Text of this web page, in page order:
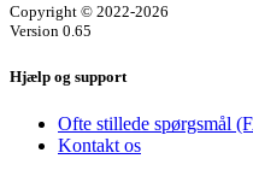
Copyright © 2022-2026
Version 0.65
Hjælp og support
Ofte stillede spørgsmål
Kontakt os